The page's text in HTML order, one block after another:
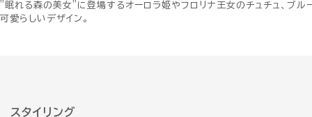
”眠れる森の美女”に登場するオーロラ姫やフロリナ王女のチュチュ、ブ
可愛らしいデザイン。
スタイリング